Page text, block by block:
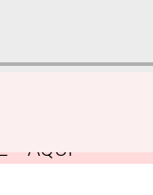
AQUI